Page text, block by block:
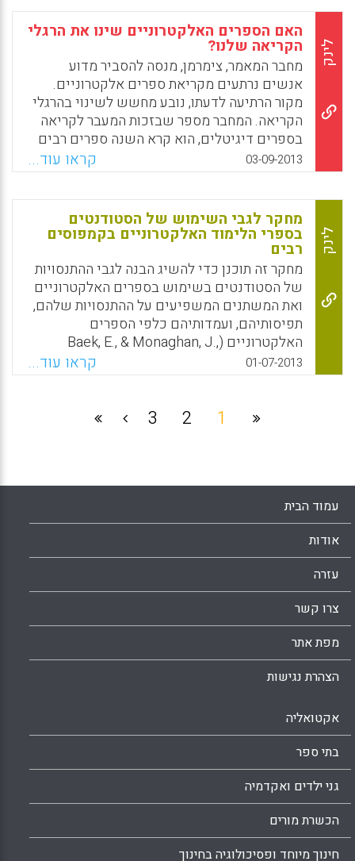
WhatsApp
Facebook
Email
X
לינק
האם הספרים האלקטרוניים שינו את הרגלי
הקריאה שלנו?
מחבר המאמר, צימרמן, מנסה להסביר מדוע
אנשים נרתעים מקריאת ספרים אלקטרוניים.
מקור הרתיעה לדעתו, נובע מחשש לשינוי בהרגלי
הקריאה. המחבר מספר שבזכות המעבר לקריאה
בספרים דיגיטלים, הוא קרא השנה ספרים רבים
יותר מאשר בשנה הקודמת, הודות למבחר המגוון
של המקורות המוצעים לקריאה בפורמט הדיגיטלי.
WhatsApp
Facebook
Email
X
03-09-2013 קראו עוד...
לינק
מחקר לגבי השימוש של הסטודנטים
בספרי הלימוד האלקטרוניים בקמפוסים
רבים
מחקר זה תוכנן כדי להשיג הבנה לגבי ההתנסויות
של הסטודנטים בשימוש בספרים האלקטרוניים
ואת המשתנים המשפיעים על ההתנסויות שלהם,
תפיסותיהם, ועמדותיהם כלפי הספרים
האלקטרוניים (Baek, E., & Monaghan, J.,
2013.)
01-07-2013 קראו עוד...
1
2
3
עמוד הבית
אודות
עזרה
צרו קשר
מפת אתר
הצהרת נגישות
אקטואליה
בתי ספר
גני ילדים ואקדמיה
הכשרת מורים
חינוך מיוחד ופסיכולוגיה בחינוך